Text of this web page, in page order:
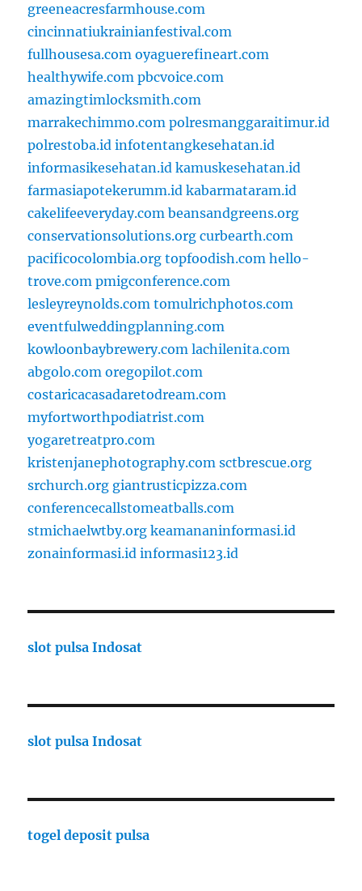
greeneacresfarmhouse.com
cincinnatiukrainianfestival.com
fullhousesa.com oyaguerefineart.com
healthywife.com pbcvoice.com
amazingtimlocksmith.com
marrakechimmo.com polresmanggaraitimur.id
polrestoba.id infotentangkesehatan.id
informasikesehatan.id kamuskesehatan.id
farmasiapotekerumm.id kabarmataram.id
cakelifeeveryday.com beansandgreens.org
conservationsolutions.org curbearth.com
pacificocolombia.org topfoodish.com hello-
trove.com pmigconference.com
lesleyreynolds.com tomulrichphotos.com
eventfulweddingplanning.com
kowloonbaybrewery.com lachilenita.com
abgolo.com oregopilot.com
costaricacasadaretodream.com
myfortworthpodiatrist.com
yogaretreatpro.com
kristenjanephotography.com sctbrescue.org
srchurch.org giantrusticpizza.com
conferencecallstomeatballs.com
stmichaelwtby.org keamananinformasi.id
zonainformasi.id informasi123.id
slot pulsa Indosat
slot pulsa Indosat
togel deposit pulsa